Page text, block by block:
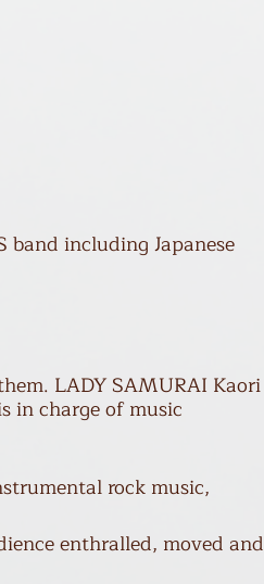
band including Japanese
LADY SAMURAI Kaori
in charge of music
rock music,
enthralled, moved and